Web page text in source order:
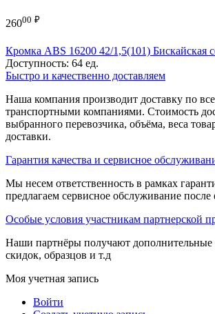
26000 ₽
Кромка ABS 16200 42/1,5(101) Бискайская
Доступность: 64 ед.
Быстро и качественно доставляем
Наша компания производит доставку по
транспортными компаниями. Стоимость
выбранного перевозчика, объёма, веса
доставки.
Гарантия качества и сервисное
Мы несем ответственность в рамках
предлагаем сервисное обслуживание после
Особые условия участникам партнерской
Наши партнёры получают дополнительные
скидок, образцов и т.д
Моя учетная запись
Войти